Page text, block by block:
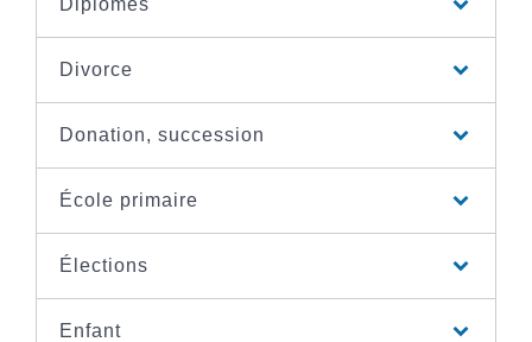
Divorce
Donation, succession
École primaire
Élections
Enfant